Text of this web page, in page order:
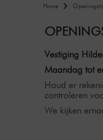
Home
Vestiging
Maandag tot
Houd er
controleren
We kijken